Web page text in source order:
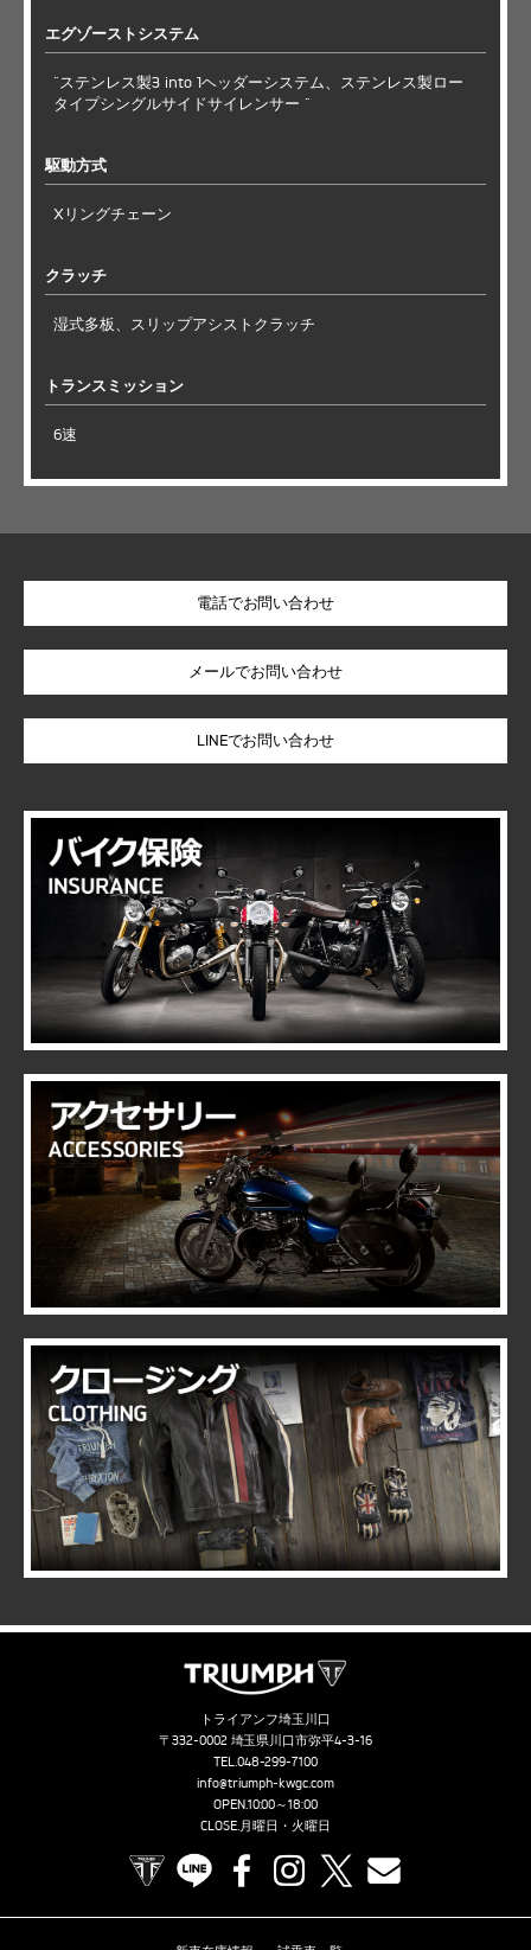
エグゾーストシステム
"ステンレス製3 into 1ヘッダーシステム、ステンレス製ロー
タイプシングルサイドサイレンサー "
駆動方式
Xリングチェーン
クラッチ
湿式多板、スリップアシストクラッチ
トランスミッション
6速
電話でお問い合わせ
LINEでお問い合わせ
トライアンフ埼玉川口
〒332-0002 埼玉県川口市弥平4-3-16
TEL.048-299-7100
info@triumph-kwgc.com
OPEN.10:00～18:00
CLOSE.月曜日・火曜日
TRIUMPH OFFICIAL SITE
LINE FacebookInstagram